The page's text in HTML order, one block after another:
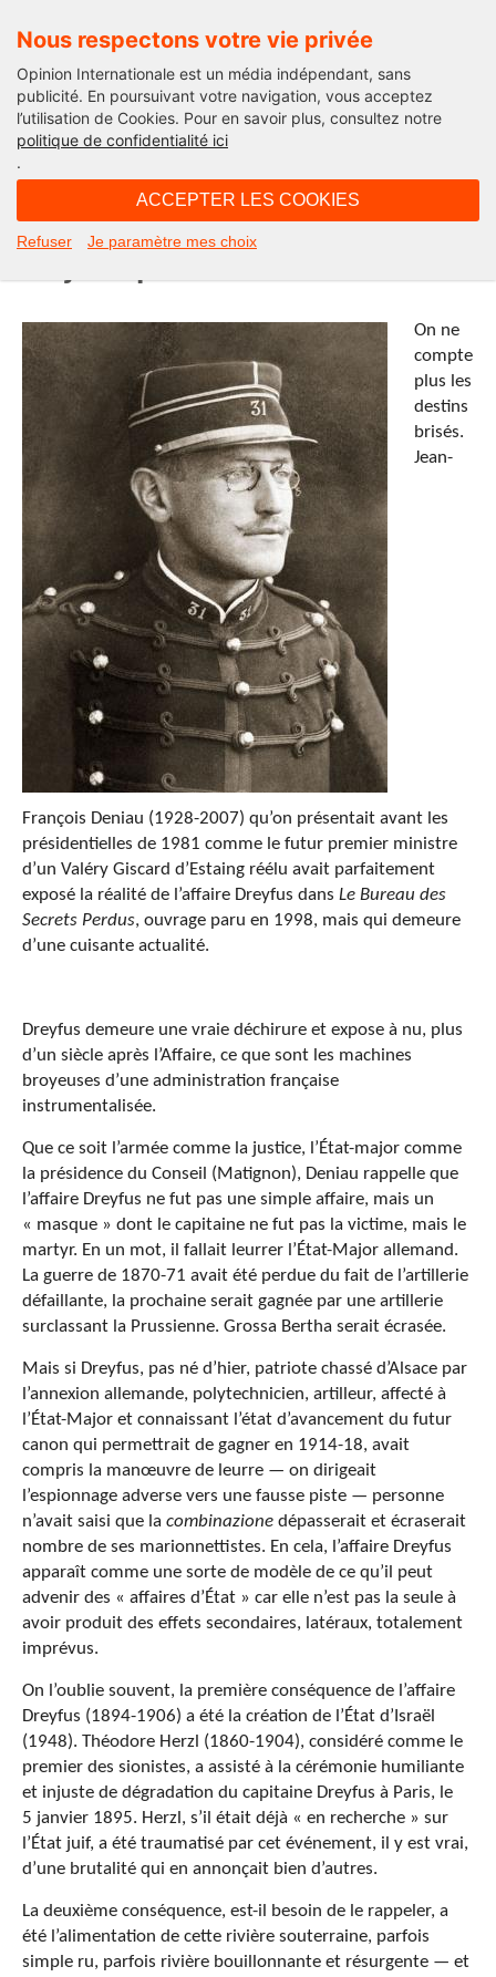
Nous respectons votre vie privée
Opinion Internationale est un média indépendant, sans
publicité. En poursuivant votre navigation, vous acceptez
l’utilisation de Cookies. Pour en savoir plus, consultez notre
politique de confidentialité ici
.
ACCEPTER LES COOKIES
Refuser Je paramètre mes choix
La chronique de Jean-Philippe de Garate
Dreyfus, une déchirure française
On ne
compte
plus les
destins
brisés.
Jean-
François Deniau (1928-2007) qu’on présentait avant les
présidentielles de 1981 comme le futur premier ministre
d’un Valéry Giscard d’Estaing réélu avait parfaitement
exposé la réalité de l’affaire Dreyfus dans Le Bureau des
Secrets Perdus, ouvrage paru en 1998, mais qui demeure
d’une cuisante actualité.
Dreyfus demeure une vraie déchirure et expose à nu, plus
d’un siècle après l’Affaire, ce que sont les machines
broyeuses d’une administration française
instrumentalisée.
Que ce soit l’armée comme la justice, l’État-major comme
la présidence du Conseil (Matignon), Deniau rappelle que
l’affaire Dreyfus ne fut pas une simple affaire, mais un
« masque » dont le capitaine ne fut pas la victime, mais le
martyr. En un mot, il fallait leurrer l’État-Major allemand.
La guerre de 1870-71 avait été perdue du fait de l’artillerie
défaillante, la prochaine serait gagnée par une artillerie
surclassant la Prussienne. Grossa Bertha serait écrasée.
Mais si Dreyfus, pas né d’hier, patriote chassé d’Alsace par
l’annexion allemande, polytechnicien, artilleur, affecté à
l’État-Major et connaissant l’état d’avancement du futur
canon qui permettrait de gagner en 1914-18, avait
compris la manœuvre de leurre — on dirigeait
l’espionnage adverse vers une fausse piste — personne
n’avait saisi que la combinazione dépasserait et écraserait
nombre de ses marionnettistes. En cela, l’affaire Dreyfus
apparaît comme une sorte de modèle de ce qu’il peut
advenir des « affaires d’État » car elle n’est pas la seule à
avoir produit des effets secondaires, latéraux, totalement
imprévus.
On l’oublie souvent, la première conséquence de l’affaire
Dreyfus (1894-1906) a été la création de l’État d’Israël
(1948). Théodore Herzl (1860-1904), considéré comme le
premier des sionistes, a assisté à la cérémonie humiliante
et injuste de dégradation du capitaine Dreyfus à Paris, le
5 janvier 1895. Herzl, s’il était déjà « en recherche » sur
l’État juif, a été traumatisé par cet événement, il y est vrai,
d’une brutalité qui en annonçait bien d’autres.
La deuxième conséquence, est-il besoin de le rappeler, a
été l’alimentation de cette rivière souterraine, parfois
simple ru, parfois rivière bouillonnante et résurgente — et